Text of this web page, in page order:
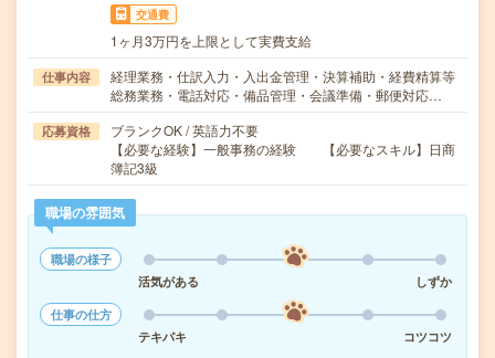
交通費
1ヶ月3万円を上限として実費支給
仕事内容
経理業務・仕訳入力・入出金管理・決算補助・経費精算等
総務業務・電話対応・備品管理・会議準備・郵便対応…
応募資格
ブランクOK / 英語力不要
【必要な経験】一般事務の経験 【必要なスキル】日商
簿記3級
職場の雰囲気
職場の様子
活気がある
しずか
仕事の仕方
テキパキ
コツコツ